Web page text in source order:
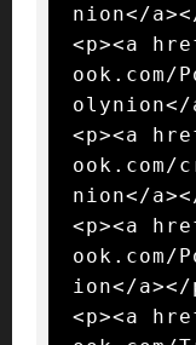
nion</
<p><a
ook.com/
olynion</
<p><a
ook.com/
nion</
<p><a
ook.com/
ion</a></
<p><a